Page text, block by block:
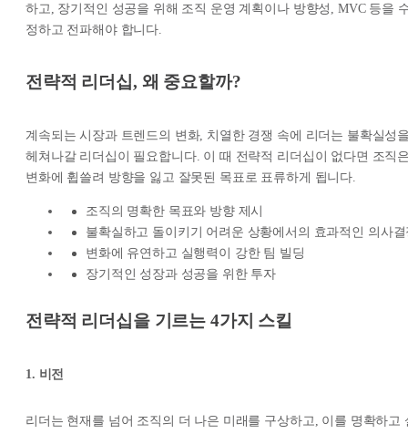
하고, 장기적인 성공을 위해 조직 운영 계획이나 방향성, MVC 등을
정하고 전파해야 합니다.
전략적 리더십, 왜 중요할까?
계속되는 시장과 트렌드의 변화, 치열한 경쟁 속에 리더는 불확실성
헤쳐나갈 리더십이 필요합니다. 이 때 전략적 리더십이 없다면 조직
변화에 휩쓸려 방향을 잃고 잘못된 목표로 표류하게 됩니다.
조직의 명확한 목표와 방향 제시
불확실하고 돌이키기 어려운 상황에서의 효과적인 의사결
변화에 유연하고 실행력이 강한 팀 빌딩
장기적인 성장과 성공을 위한 투자
전략적 리더십을 기르는 4가지 스킬
1. 비전
리더는 현재를 넘어 조직의 더 나은 미래를 구상하고, 이를 명확하고